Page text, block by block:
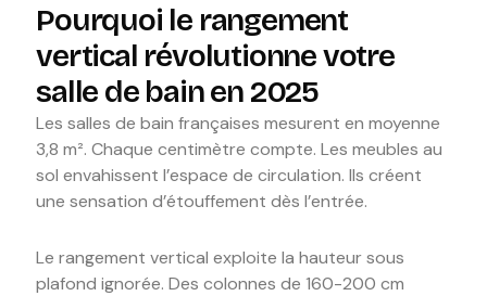
Pourquoi le rangement
vertical révolutionne votre
salle de bain en 2025
Les salles de bain françaises mesurent en moyenne
3,8 m². Chaque centimètre compte. Les meubles au
sol envahissent l’espace de circulation. Ils créent
une sensation d’étouffement dès l’entrée.
Le rangement vertical exploite la hauteur sous
plafond ignorée. Des colonnes de 160-200 cm